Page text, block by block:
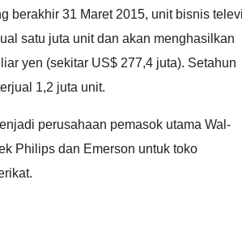
berakhir 31 Maret 2015, unit bisnis
satu juta unit dan akan menghasilkan
yen (sekitar US$ 277,4 juta). Setahun
1,2 juta unit.
perusahaan pemasok utama Wal-
Philips dan Emerson untuk toko